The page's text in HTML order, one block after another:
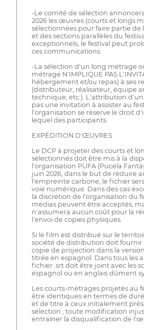
-Le comité de sélection
2026 les œuvres (courts et longs
sélectionnées pour faire partie de
et des sections parallèles du
exceptionnels, le festival peut
ces communications.
-La sélection d'un long métrage
métrage N'IMPLIQUE PAS
hébergement et/ou repas) à ses
(distributeur, réalisateur, équipe
technique, etc.). L'attribution
pas une invitation à assister au
l'organisation se réserve le droit
lequel des participants.
EXPÉDITION D'ŒUVRES
Le DCP à projeter des courts et
sélectionnés doit être mis à la
l'organisation PUFA (Pucela
juin 2026, dans le but de réduire
l'empreinte carbone, le fichier
voie numérique. Dans des cas
la discrétion de l'organisation du
médias peuvent être acceptés,
n'assumera aucun coût pour la
l'envoi de copies physiques.
Si le film est distribué sur le
société de distribution doit fournir
copie de projection dans la
titrée en espagnol. Dans tous les
fichier .srt doit être joint avec les
espagnol ou en anglais dûment
Les courts-métrages projetés au
être identiques en termes de
et de titre à ceux initialement
sélection ; toute modification
entraîner la disqualification de